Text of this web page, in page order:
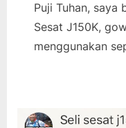
Puji Tuhan, saya
Sesat J150K,
menggunakan